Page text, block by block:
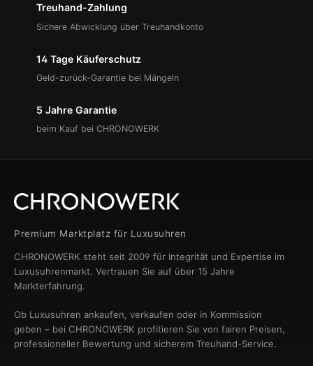
Treuhand-Zahlung
Sichere Abwicklung über Treuhandkonto
14 Tage Käuferschutz
Geld-zurück-Garantie bei Mängeln
5 Jahre Garantie
beim Kauf bei CHRONOWERK
Premium Marktplatz für Luxusuhren
CHRONOWERK steht seit 2009 für Integrität und Expertise im
Luxusuhrenmarkt. Vertrauen Sie auf über 15 Jahre
Markterfahrung.
Ob Luxusuhren ankaufen, verkaufen oder in Kommission
geben – bei CHRONOWERK profitieren Sie von fairen Preisen,
professioneller Bewertung und sicherem Treuhand-Service.